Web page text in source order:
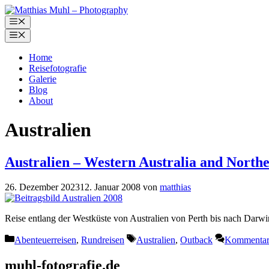
Zum
Inhalt
springen
Menü
Menü
Home
Reisefotografie
Galerie
Blog
About
Australien
Australien – Western Australia and
26. Dezember 202312. Januar 2008 von matthias
Reise entlang der Westküste von Australien von Perth bis nach
Kategorien
Abenteuerreisen, Rundreisen Schlagwörter
Australien, Outback
muhl-fotografie.de